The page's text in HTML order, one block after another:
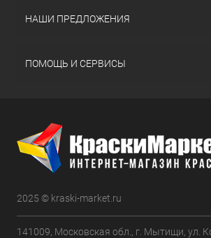
НАШИ ПРЕДЛОЖЕНИЯ
ПОМОЩЬ И СЕРВИСЫ
2025 © kraski-market.ru
141009, Московская обл., г. Мытищи, ул.